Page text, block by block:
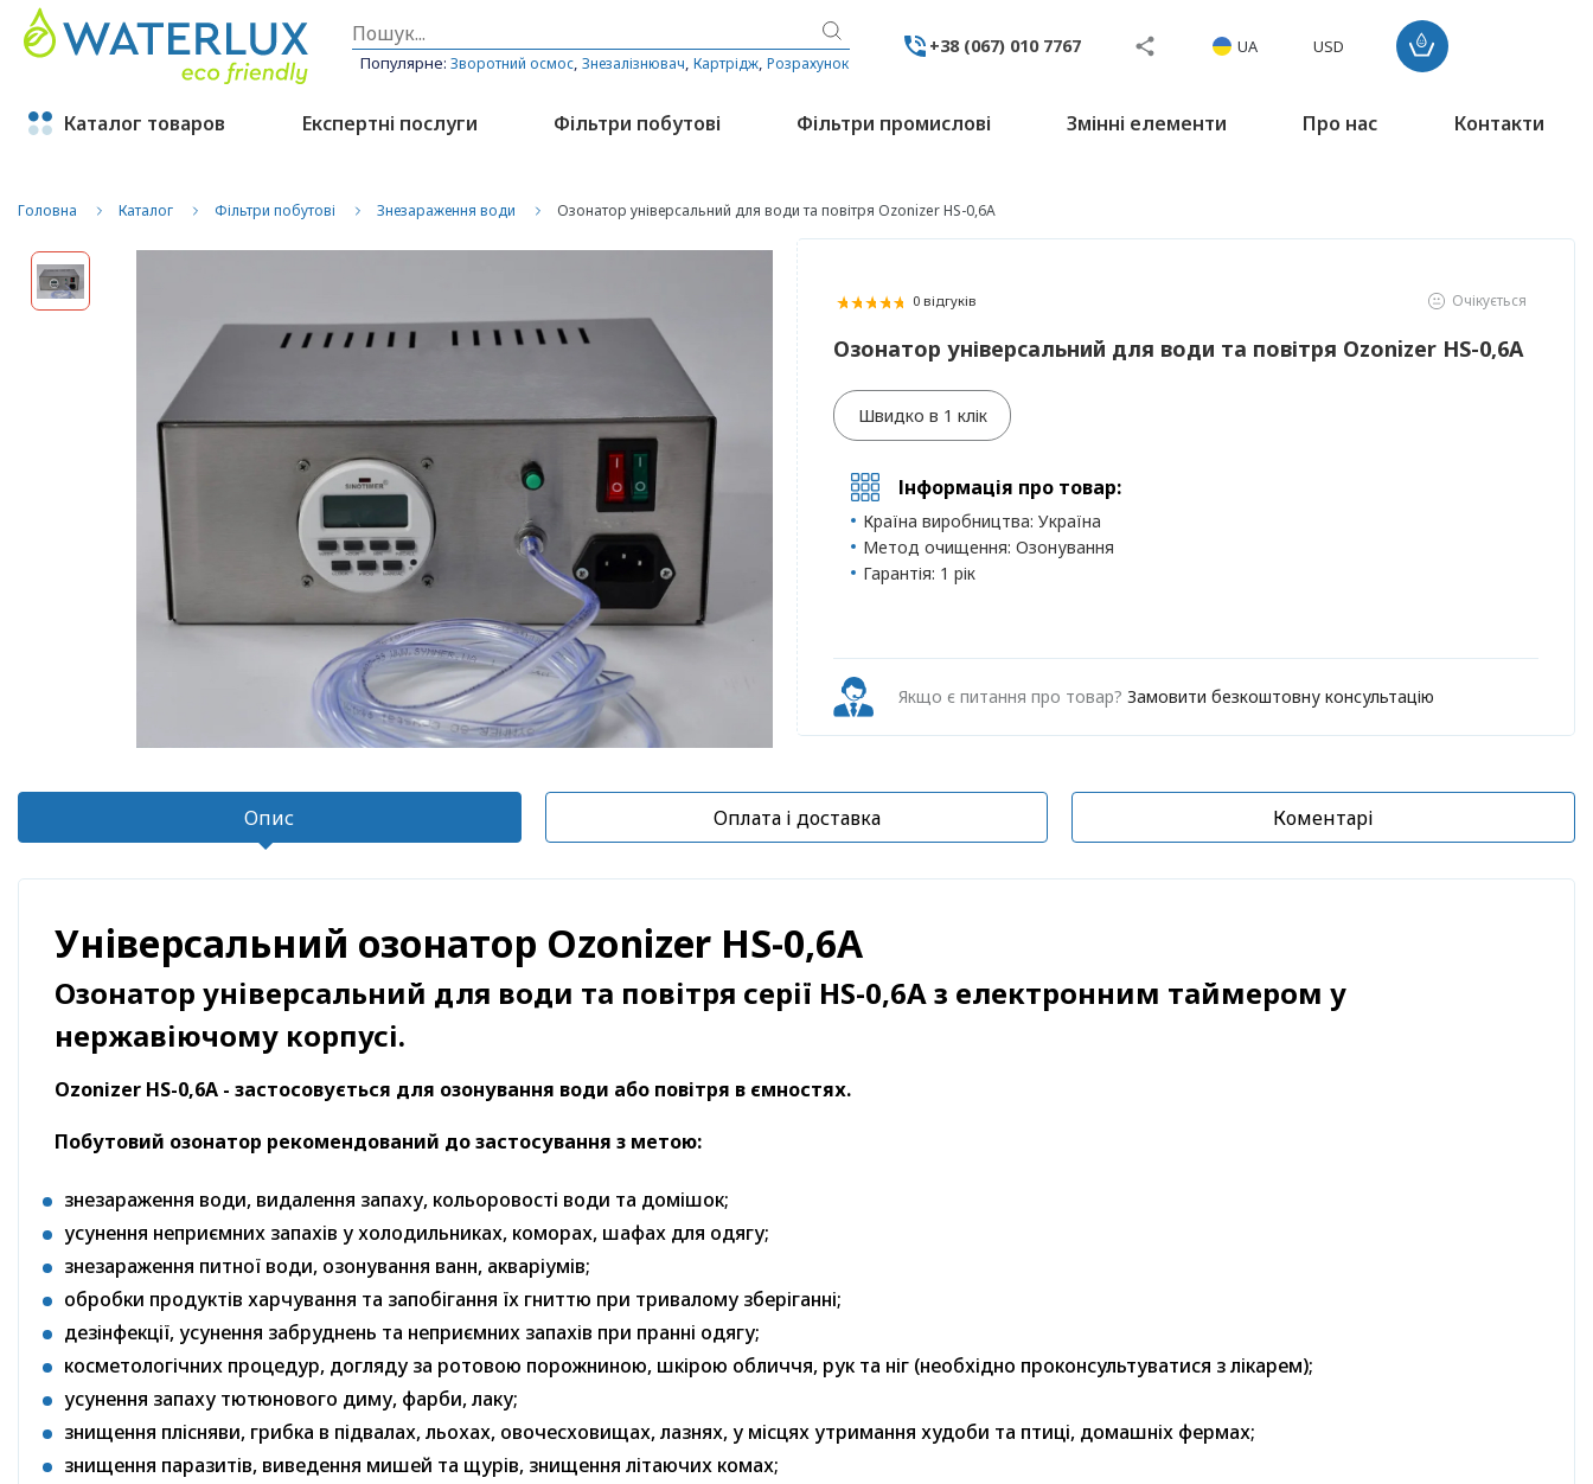
Популярне:Зворотний осмос,Знезалізнювач,Картрідж,Розрахунок
+38 (067) 010 7767 UA USD
Каталог товаров Експертні послуги Фільтри побутові Фільтри промислові Змінні елементи Про нас Контакти
Головна Каталог Фільтри побутові Знезараження води Озонатор універсальний для води та повітря Ozonizer HS-0,6A
0 відгуків Очікується
Озонатор універсальний для води та повітря Ozonizer HS-0,6A
Швидко в 1 клік
Інформація про товар:
Країна виробництва: Україна
Метод очищення: Озонування
Гарантія: 1 рік
Якщо є питання про товар? Замовити безкоштовну консультацію
Опис Оплата і доставка Коментарі
Універсальний озонатор Ozonizer HS-0,6A
Озонатор універсальний для води та повітря серії HS-0,6A з електронним таймером у
нержавіючому корпусі.
Ozonizer HS-0,6A - застосовується для озонування води або повітря в ємностях.
Побутовий озонатор рекомендований до застосування з метою:
знезараження води, видалення запаху, кольоровості води та домішок;
усунення неприємних запахів у холодильниках, коморах, шафах для одягу;
знезараження питної води, озонування ванн, акваріумів;
обробки продуктів харчування та запобігання їх гниттю при тривалому зберіганні;
дезінфекції, усунення забруднень та неприємних запахів при пранні одягу;
косметологічних процедур, догляду за ротовою порожниною, шкірою обличчя, рук та ніг (необхідно проконсультуватися з лікарем);
усунення запаху тютюнового диму, фарби, лаку;
знищення плісняви, грибка в підвалах, льохах, овочесховищах, лазнях, у місцях утримання худоби та птиці, домашніх фермах;
знищення паразитів, виведення мишей та щурів, знищення літаючих комах;